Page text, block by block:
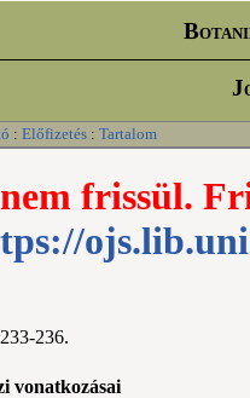
: Előfizetés : Tartalom
frissül.
236.
vonatkozásai